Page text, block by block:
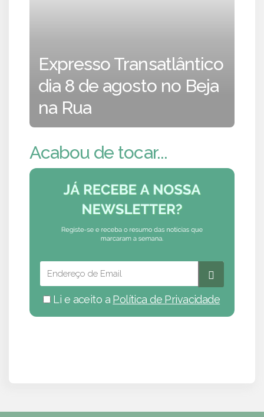
Expresso Transatlântico
dia 8 de agosto no Beja
na Rua
Acabou de tocar...
Li e aceito a Política de Privacidade